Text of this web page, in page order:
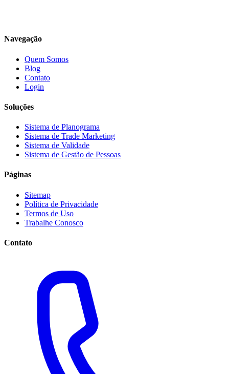
Navegação
Quem Somos
Blog
Contato
Login
Soluções
Sistema de Planograma
Sistema de Trade Marketing
Sistema de Validade
Sistema de Gestão de Pessoas
Páginas
Sitemap
Política de Privacidade
Termos de Uso
Trabalhe Conosco
Contato